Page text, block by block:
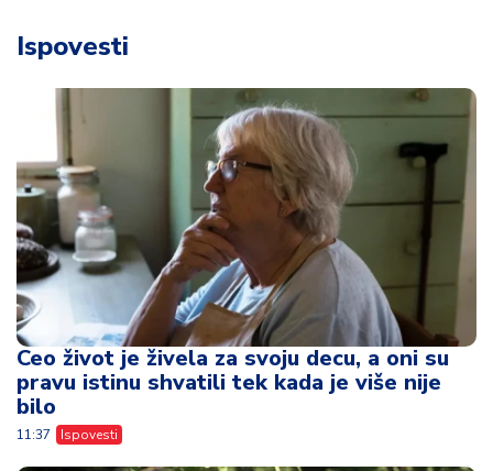
Ispovesti
Ceo život je živela za svoju decu, a oni su
pravu istinu shvatili tek kada je više nije
bilo
11:37 Ispovesti